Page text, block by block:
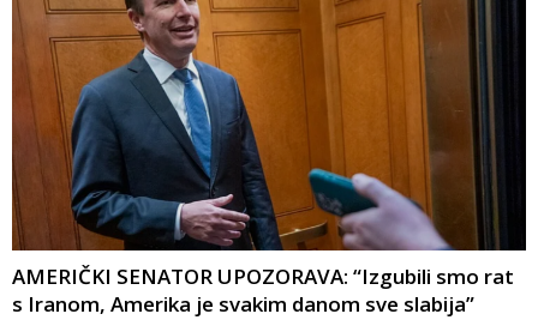
AMERIČKI SENATOR UPOZORAVA: “Izgubili smo rat
s Iranom, Amerika je svakim danom sve slabija”